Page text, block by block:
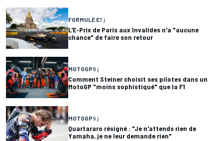
FORMULE E7 j
L'E-Prix de Paris aux Invalides n'a "aucune
chance" de faire son retour
MOTOGP8 j
Comment Steiner choisit ses pilotes dans un
MotoGP "moins sophistiqué" que la F1
MOTOGP9 j
Quartararo résigné : "Je n'attends rien de
Yamaha, je ne leur demande rien"